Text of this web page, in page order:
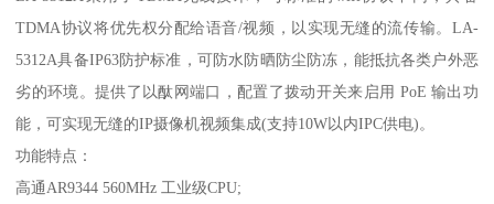
TDMA协议将优先权分配给语音/视频，以实现无缝的流传输。LA-
5312A具备IP63防护标准，可防水防晒防尘防冻，能抵抗各类户外恶
劣的环境。提供了以酞网端口，配置了拨动开关来启用 PoE 输出功
能，可实现无缝的IP摄像机视频集成(支持10W以内IPC供电)。
功能特点：
高通AR9344 560MHz 工业级CPU;